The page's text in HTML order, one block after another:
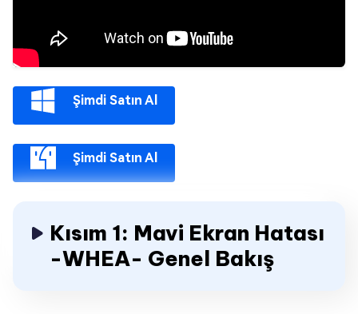
Şimdi Satın Al
Şimdi Satın Al
Kısım 1: Mavi Ekran Hatası
-WHEA- Genel Bakış